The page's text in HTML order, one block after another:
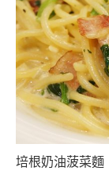
培根奶油菠菜麵